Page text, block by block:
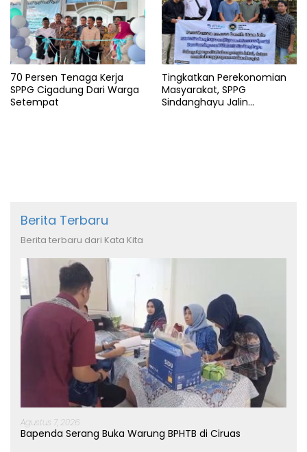
70 Persen Tenaga Kerja
SPPG Cigadung Dari Warga
Setempat
Tingkatkan Perekonomian
Masyarakat, SPPG
Sindanghayu Jalin
Berita Terbaru
Berita terbaru dari Kata Kita
Agustus 7, 2026
Bapenda Serang Buka Warung BPHTB di Ciruas